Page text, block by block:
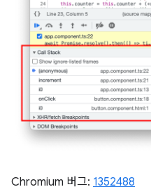
Chromium 버그: 1352488